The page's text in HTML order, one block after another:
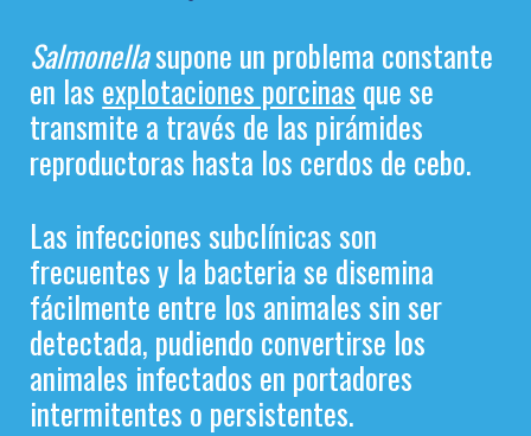
Salmonellasupone un problema constante
en las explotaciones porcinas que se
transmite a través de las pirámides
reproductoras hasta los cerdos de cebo.
Las infecciones subclínicas son
frecuentes y la bacteria se disemina
fácilmente entre los animales sin ser
detectada, pudiendo convertirse los
animales infectados en portadores
intermitentes o persistentes.